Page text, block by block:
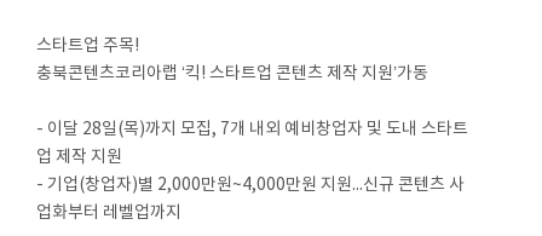
스타트업 주목!
충북콘텐츠코리아랩 ‘킥! 스타트업 콘텐츠 제작 지원’가동
- 이달 28일(목)까지 모집, 7개 내외 예비창업자 및 도내 스타트
업 제작 지원
- 기업(창업자)별 2,000만원~4,000만원 지원...신규 콘텐츠 사
업화부터 레벨업까지